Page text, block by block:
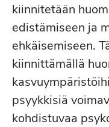
kiinnitetään
edistämiseen ja
ehkäisemiseen.
kiinnittämällä
psyykkisiä
kohdistuvaa